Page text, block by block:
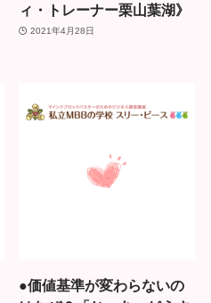
ィ・トレーナー栗山葉湖》
2021年4月28日
●価値基準が変わらないの